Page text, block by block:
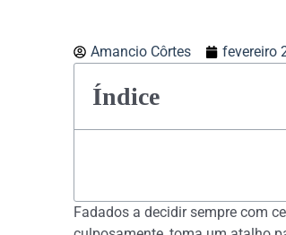
Amancio Côrtes fevereiro
Índice
Fadados a decidir sempre com